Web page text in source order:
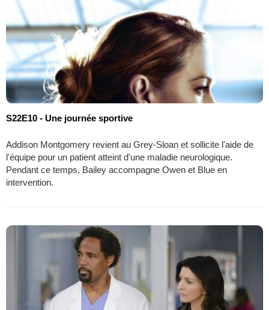
S22E10 - Une journée sportive
Addison Montgomery revient au Grey-Sloan et sollicite l'aide de
l'équipe pour un patient atteint d'une maladie neurologique.
Pendant ce temps, Bailey accompagne Owen et Blue en
intervention.